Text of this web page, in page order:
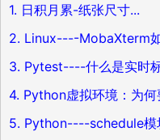
1. 日积月累-纸张尺寸...
2. Linux----MobaXterm
3. Pytest----什么是实时
4. Python虚拟环境：为何
5. Python----schedule模